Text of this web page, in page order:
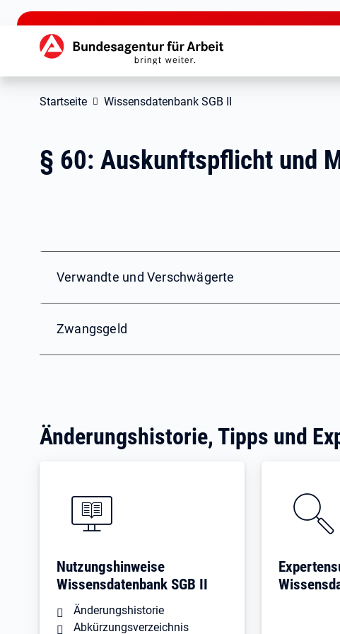
zu den Hauptinhalten springen
Hauptnavigation
Startseite Wissensdatenbank SGB II
§ 60: Auskunftspflicht und
Verwandte und Verschwägerte
Zwangsgeld
Änderungshistorie, Tipps und
Nutzungshinweise
Wissensdatenbank SGB II
Änderungshistorie
Abkürzungsverzeichnis